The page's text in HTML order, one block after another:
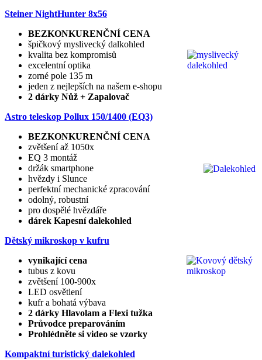
Steiner NightHunter 8x56
BEZKONKURENČNÍ CENA
špičkový myslivecký dalkohled
kvalita bez kompromisů
excelentní optika
zorné pole 135 m
jeden z nejlepších na našem e-shopu
2 dárky Nůž + Zapalovač
Astro teleskop Pollux 150/1400 (EQ3)
BEZKONKURENČNÍ CENA
zvětšení až 1050x
EQ 3 montáž
držák smartphone
hvězdy i Slunce
perfektní mechanické zpracování
odolný, robustní
pro dospělé hvězdáře
dárek Kapesní dalekohled
Dětský mikroskop v kufru
vynikající cena
tubus z kovu
zvětšení 100-900x
LED osvětlení
kufr a bohatá výbava
2 dárky Hlavolam a Flexi tužka
Průvodce preparováním
Prohlédněte si video se vzorky
Kompaktní turistický dalekohled